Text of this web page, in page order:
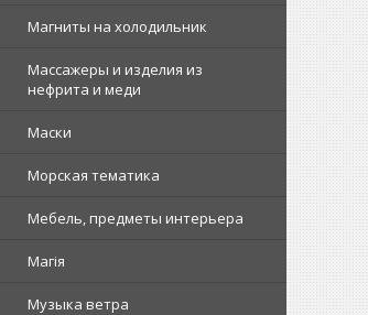
Магниты на холодильник
Массажеры и изделия из
нефрита и меди
Маски
Морская тематика
Мебель, предметы интерьера
Магія
Музыка ветра